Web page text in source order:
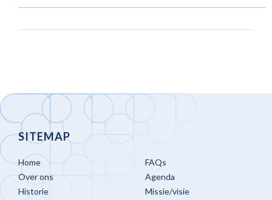
SITEMAP
Home
Over ons
Historie
FAQs
Agenda
Missie/visie